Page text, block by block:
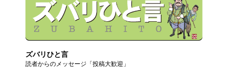
ズバリひと言
読者からのメッセージ「投稿大歓迎」